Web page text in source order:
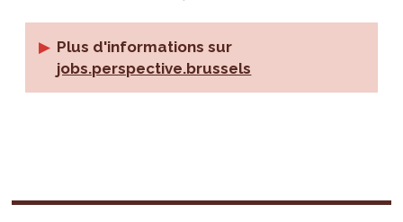
Plus d'informations sur
jobs.perspective.brussels